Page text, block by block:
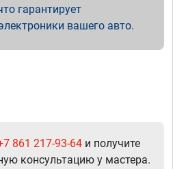
гарантирует
вашего авто.
861 217-93-64 и получите
консультацию у мастера.